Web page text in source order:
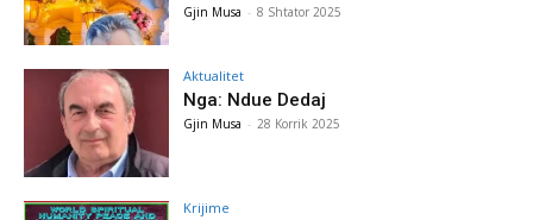
Gjin Musa - 8 Shtator 2025
Aktualitet
Nga: Ndue Dedaj
Gjin Musa - 28 Korrik 2025
Krijime